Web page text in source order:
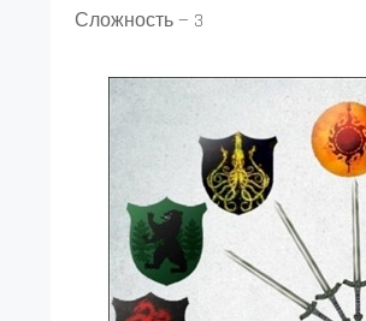
Сложность — 3